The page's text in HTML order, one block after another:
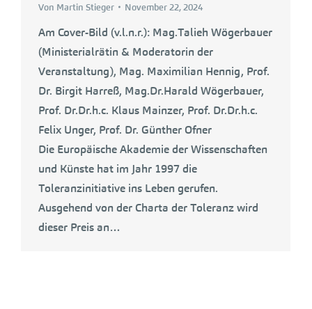
Von Martin Stieger November 22, 2024
Am Cover-Bild (v.l.n.r.): Mag.Talieh Wögerbauer
(Ministerialrätin & Moderatorin der
Veranstaltung), Mag. Maximilian Hennig, Prof.
Dr. Birgit Harreß, Mag.Dr.Harald Wögerbauer,
Prof. Dr.Dr.h.c. Klaus Mainzer, Prof. Dr.Dr.h.c.
Felix Unger, Prof. Dr. Günther Ofner
Die Europäische Akademie der Wissenschaften
und Künste hat im Jahr 1997 die
Toleranzinitiative ins Leben gerufen.
Ausgehend von der Charta der Toleranz wird
dieser Preis an…